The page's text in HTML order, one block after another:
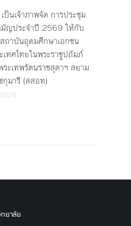
ป็นเจ้าภาพจัด การประชุม
ญประจำปี 2569 ให้กับ
ถาบันอุดมศึกษาเอกชน
เทศไทยในพระราชูปถัมภ์
ระเทพรัตนราชสุดาฯ สยาม
กุมารี (สสอท)
ยาลัย